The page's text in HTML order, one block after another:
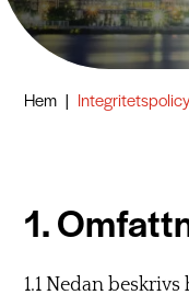
Hem | Integritetspolicy
1.
1.1 Nedan